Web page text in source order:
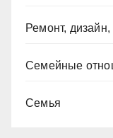
Ремонт, дизайн,
Семейные
Семья